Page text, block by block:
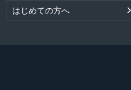
はじめての方へ